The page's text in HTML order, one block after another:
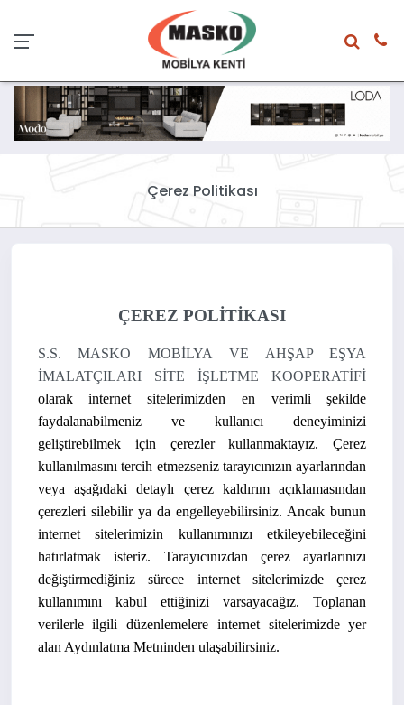
Çerez Politikası
ÇEREZ POLİTİKASI
S.S. MASKO MOBİLYA VE AHŞAP EŞYA
İMALATÇILARI SİTE İŞLETME KOOPERATİFİ
olarak internet sitelerimizden en verimli şekilde
faydalanabilmeniz ve kullanıcı deneyiminizi
geliştirebilmek için çerezler kullanmaktayız. Çerez
kullanılmasını tercih etmezseniz tarayıcınızın ayarlarından
veya aşağıdaki detaylı çerez kaldırım açıklamasından
çerezleri silebilir ya da engelleyebilirsiniz. Ancak bunun
internet sitelerimizin kullanımınızı etkileyebileceğini
hatırlatmak isteriz. Tarayıcınızdan çerez ayarlarınızı
değiştirmediğiniz sürece internet sitelerimizde çerez
kullanımını kabul ettiğinizi varsayacağız. Toplanan
verilerle ilgili düzenlemelere internet sitelerimizde yer
alan Aydınlatma Metninden ulaşabilirsiniz.